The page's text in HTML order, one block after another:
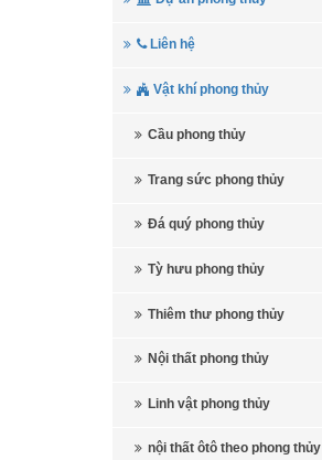
Liên hệ
Vật khí phong thủy
Cầu phong thủy
Trang sức phong thủy
Đá quý phong thủy
Tỳ hưu phong thủy
Thiêm thư phong thủy
Nội thất phong thủy
Linh vật phong thủy
nội thất ôtô theo phong thủy